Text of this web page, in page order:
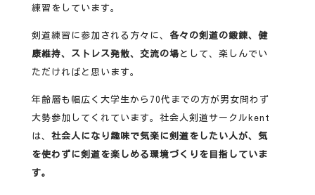
練習をしています。
剣道練習に参加される方々に、 各々の剣道の鍛錬、健
康維持、ストレス発散、交流の場 として、楽しんでい
ただければと思います。
年齢層も幅広く大学生から70代までの方が男女問わず
大勢参加してくれています。社会人剣道サークルkent
は、 社会人になり趣味で気楽に剣道をしたい人が、気
を使わずに剣道を楽しめる環境づくりを目指していま
す。